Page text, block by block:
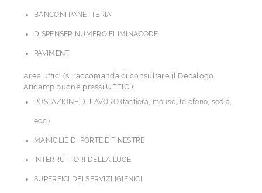
BANCONI PANETTERIA
DISPENSER NUMERO ELIMINACODE
PAVIMENTI
Area uffici (si raccomanda di consultare il Decalogo
Afidamp buone prassi UFFICI):
POSTAZIONE DI LAVORO (tastiera, mouse, telefono, sedia,
ecc.)
MANIGLIE DI PORTE E FINESTRE
INTERRUTTORI DELLA LUCE
SUPERFICI DEI SERVIZI IGIENICI